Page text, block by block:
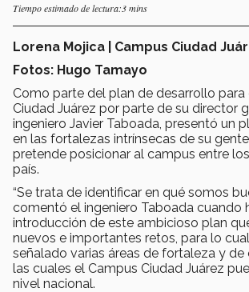
Tiempo estimado de lectura:3 mins
Lorena Mojica | Campus Ciudad
Fotos: Hugo Tamayo
Como parte del plan de desarrollo para
Ciudad Juárez por parte de su director
ingeniero Javier Taboada, presentó un
en las fortalezas intrínsecas de su
pretende posicionar al campus entre
país.
“Se trata de identificar en qué somos
comentó el ingeniero Taboada cuando
introducción de este ambicioso plan
nuevos e importantes retos, para lo
señalado varias áreas de fortaleza y
las cuales el Campus Ciudad Juárez
nivel nacional.